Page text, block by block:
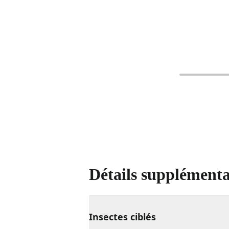
Détails
Insectes ciblés